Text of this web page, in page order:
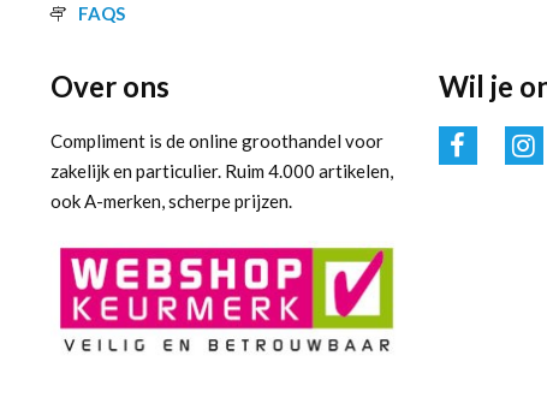
FAQS
Over ons
Compliment is de online groothandel voor
zakelijk en particulier. Ruim 4.000 artikelen,
ook A-merken, scherpe prijzen.
Wil je